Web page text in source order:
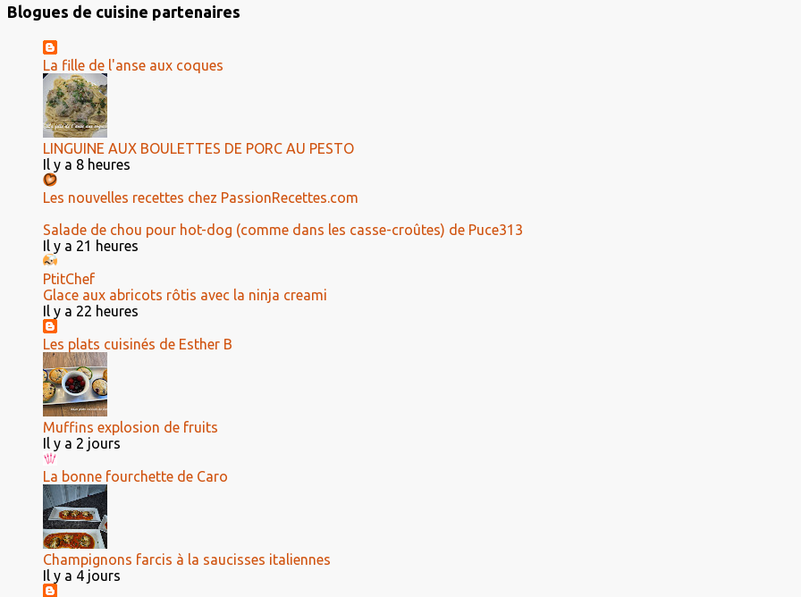
Blogues de cuisine partenaires
La fille de l'anse aux coques
LINGUINE AUX BOULETTES DE PORC AU PESTO
Il y a 8 heures
Les nouvelles recettes chez PassionRecettes.com
Salade de chou pour hot-dog (comme dans les casse-croûtes) de Puce313
Il y a 21 heures
PtitChef
Glace aux abricots rôtis avec la ninja creami
Il y a 22 heures
Les plats cuisinés de Esther B
Muffins explosion de fruits
Il y a 2 jours
La bonne fourchette de Caro
Champignons farcis à la saucisses italiennes
Il y a 4 jours